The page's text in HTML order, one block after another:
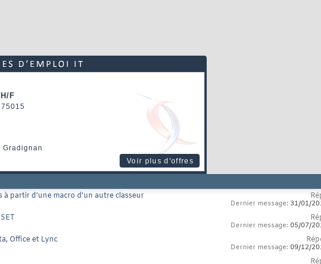
F
Gradignan
Voir plus d'offres
à partir d'une macro d'un autre classeur
Dernier message: 31/01/
Dernier message: 05/07/
Office et Lync
Dernier message: 09/12/